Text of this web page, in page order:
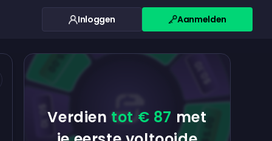
Inloggen Aanmelden
Verdien tot € 87 met
$0.10
$5.00
$0.10 $5.00
$5.00